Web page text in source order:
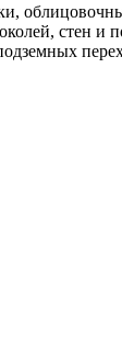
стен и